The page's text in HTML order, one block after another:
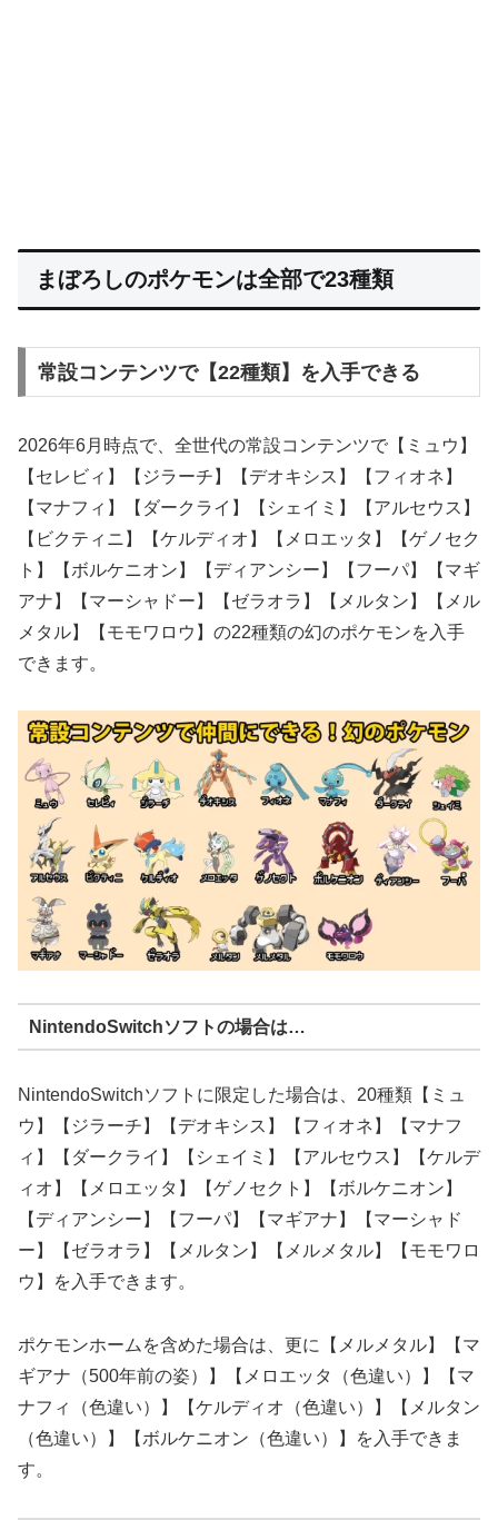
まぼろしのポケモンは全部で23種類
常設コンテンツで【22種類】を入手できる
2026年6月時点で、全世代の常設コンテンツで【ミュウ】
【セレビィ】【ジラーチ】【デオキシス】【フィオネ】
【マナフィ】【ダークライ】【シェイミ】【アルセウス】
【ビクティニ】【ケルディオ】【メロエッタ】【ゲノセク
ト】【ボルケニオン】【ディアンシー】【フーパ】【マギ
アナ】【マーシャドー】【ゼラオラ】【メルタン】【メル
メタル】【モモワロウ】の22種類の幻のポケモンを入手
できます。
NintendoSwitchソフトの場合は…
NintendoSwitchソフトに限定した場合は、20種類【ミュ
ウ】【ジラーチ】【デオキシス】【フィオネ】【マナフ
ィ】【ダークライ】【シェイミ】【アルセウス】【ケルデ
ィオ】【メロエッタ】【ゲノセクト】【ボルケニオン】
【ディアンシー】【フーパ】【マギアナ】【マーシャド
ー】【ゼラオラ】【メルタン】【メルメタル】【モモワロ
ウ】を入手できます。
ポケモンホームを含めた場合は、更に【メルメタル】【マ
ギアナ（500年前の姿）】【メロエッタ（色違い）】【マ
ナフィ（色違い）】【ケルディオ（色違い）】【メルタン
（色違い）】【ボルケニオン（色違い）】を入手できま
す。